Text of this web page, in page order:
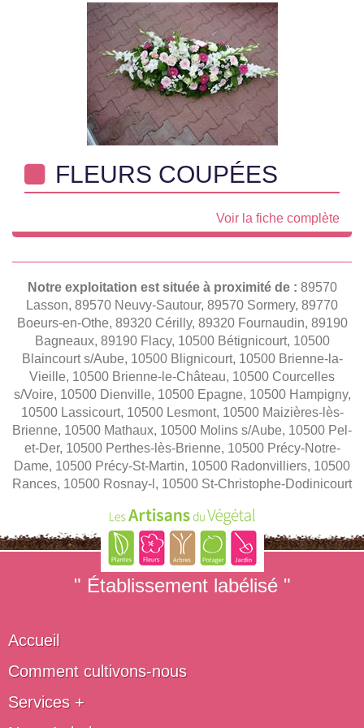
FLEURS COUPÉES
Voir la fiche complète
Notre exploitation est située à proximité de : 89570
Lasson, 89570 Neuvy-Sautour, 89570 Sormery, 89770
Boeurs-en-Othe, 89320 Cérilly, 89320 Fournaudin, 89190
Bagneaux, 89190 Flacy, 10500 Bétignicourt, 10500
Blaincourt s/Aube, 10500 Blignicourt, 10500 Brienne-la-
Vieille, 10500 Brienne-le-Château, 10500 Courcelles
s/Voire, 10500 Dienville, 10500 Epagne, 10500 Hampigny,
10500 Lassicourt, 10500 Lesmont, 10500 Maizières-lès-
Brienne, 10500 Mathaux, 10500 Molins s/Aube, 10500 Pel-
et-Der, 10500 Perthes-lès-Brienne, 10500 Précy-Notre-
Dame, 10500 Précy-St-Martin, 10500 Radonvilliers, 10500
Rances, 10500 Rosnay-l, 10500 St-Christophe-Dodinicourt
" Établissement labélisé "
Accueil
Comment cultivons-nous
Services +